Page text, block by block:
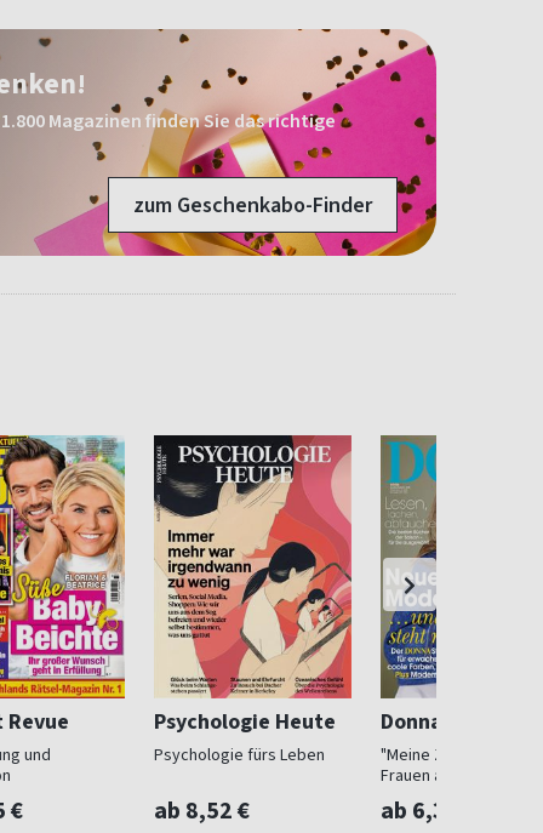
Magazinen finden Sie das richtige
zum Geschenkabo-Finder
und
€
Psychologie Heute
Psychologie fürs Leben
ab 8,52 €
Donna
"Meine Zeit ist jetzt":
Frauen ab 40
ab 6,30 €